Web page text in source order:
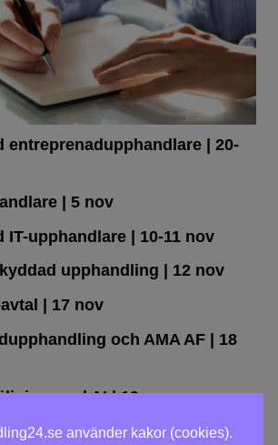
entreprenad­upphandlare
| 20-
| 5 nov
IT-upphandlare| 10-11 nov
upphandling | 12 nov
| 17 nov
och AMA AF| 18
med AI| 19 nov
effektivt| 25 nov
använder kakor (cookies).